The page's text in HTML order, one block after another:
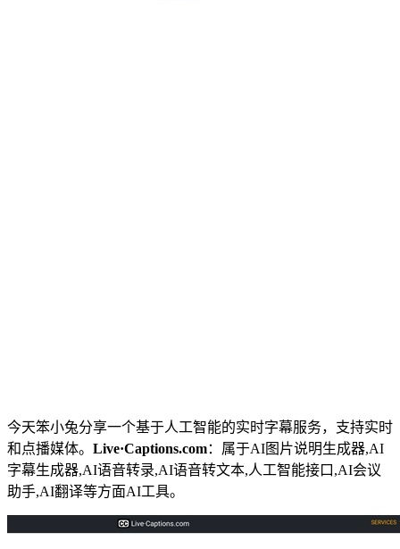
今天笨小兔分享一个基于人工智能的实时字幕服务，支持实时
和点播媒体。 Live·Captions.com：属于AI图片说明生成器,AI
字幕生成器,AI语音转录,AI语音转文本,人工智能接口,AI会议
助手,AI翻译等方面AI工具。